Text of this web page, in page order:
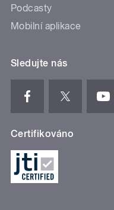
Podcasty
Mobilní aplikace
Sledujte nás
Certifikováno